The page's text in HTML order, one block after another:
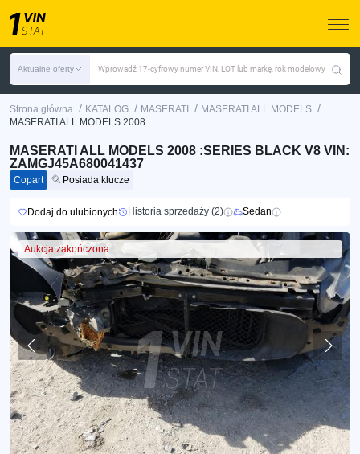
Aktualne oferty Wprowadź 17-cyfrowy numer VIN, LOT lub markę, rok modelowy
Strona główna / KATALOG / MASERATI / MASERATI ALL MODELS /
MASERATI ALL MODELS 2008
MASERATI ALL MODELS 2008 :SERIES BLACK V8 VIN:
ZAMGJ45A680041437
Copart Posiada klucze
Dodaj do ulubionych Historia sprzedaży (2) Sedan
Aukcja zakończona